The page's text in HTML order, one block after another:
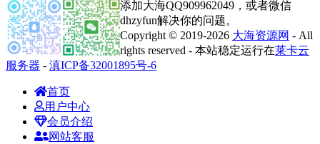
添加大海QQ909962049，或者微信
dhzyfun解决你的问题。
Copyright © 2019-2026 大海资源网 - All
rights reserved - 本站稳定运行在莱卡云
服务器 - 滇ICP备32001895号-6
首页
用户中心
会员介绍
网站客服